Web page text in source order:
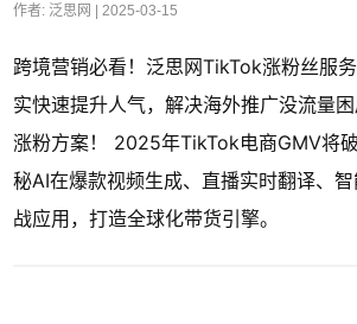
作者: 泛思网 | 2025-03-15
跨境营销必看！泛思网TikTok涨粉丝服
实快速提升人气，解决海外推广没流量
涨粉方案！ 2025年TikTok电商GMV将
秘AI在爆款视频生成、直播实时翻译、
战应用，打造全球化带货引擎。